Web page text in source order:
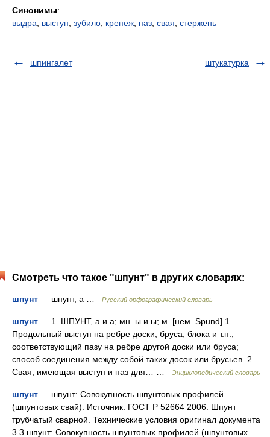
Синонимы:
выдра
выступ зубило крепеж паз свая стержень
шпингалет штукатурка
Смотреть что такое "шпунт" в других словарях:
шпунт — шпунт, а … Русский орфографический словарь
шпунт — 1. ШПУНТ, а и а; мн. ы и ы; м. [нем. Spund] 1.
Продольный выступ на ребре доски, бруса, блока и т.п.,
соответствующий пазу на ребре другой доски или бруса;
способ соединения между собой таких досок или брусьев. 2.
Свая, имеющая выступ и паз для… …
Энциклопедический словарь
шпунт — шпунт: Совокупность шпунтовых профилей
(шпунтовых свай). Источник: ГОСТ Р 52664 2006: Шпунт
трубчатый сварной. Технические условия оригинал документа
3.3 шпунт: Совокупность шпунтовых профилей (шпунтовых